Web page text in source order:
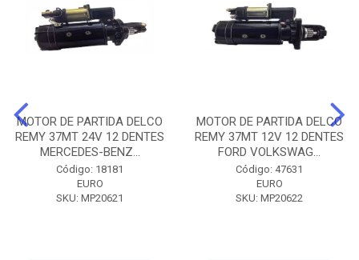
MOTOR DE PARTIDA DELCO
REMY 37MT 24V 12 DENTES
MERCEDES-BENZ...
Código: 18181
EURO
SKU: MP20621
MOTOR DE PARTIDA DELCO
REMY 37MT 12V 12 DENTES
FORD VOLKSWAG...
Código: 47631
EURO
SKU: MP20622